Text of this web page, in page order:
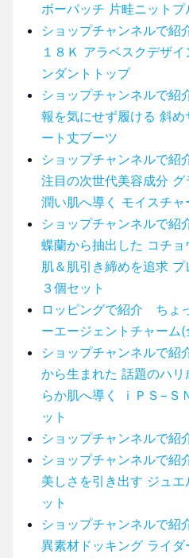
ボーパッチ 片畦ニットプ
ショップチャンネルで
１８Ｋ アラベスクデザ
ンダントトップ
ショップチャンネルで
報を気にせず履ける 斜
ート丈ブーツ
ショップチャンネルで
注目の次世代美容成分
潤い肌へ導く モイスチ
ショップチャンネルで
蝶蘭から抽出した コチ
肌＆肌引き締めを追求
３個セット
ロッピングで紹介 ちょ
ーエージェントチャーム(
ショップチャンネルで
から生まれた 話題のハ
らか肌へ導く ｉＰＳ−Ｓ
ット
ショップチャンネルで
ショップチャンネルで
美しさを引き出す ジュ
ット
ショップチャンネルで
異素材ドッキング ライダ